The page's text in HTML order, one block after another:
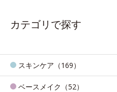
カテゴリで探す
スキンケア（169）
ベースメイク（52）